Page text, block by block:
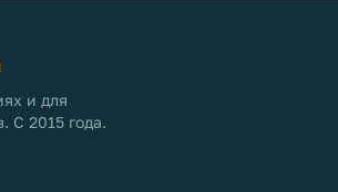
и для
С 2015 года.